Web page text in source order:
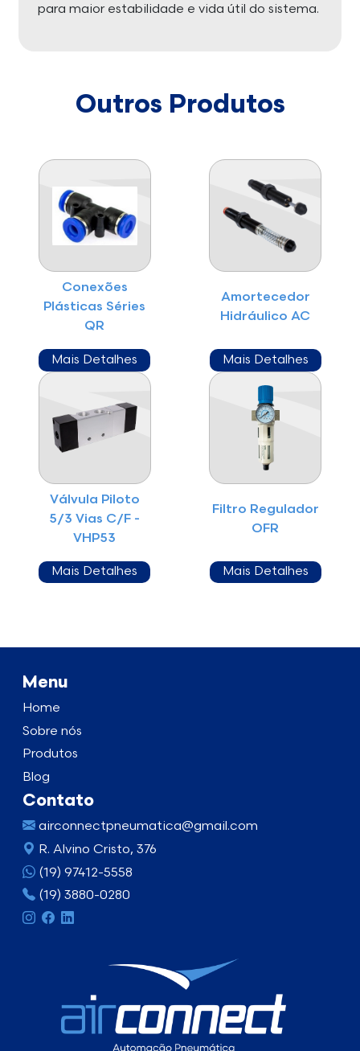
para maior estabilidade e vida útil do sistema.
Outros Produtos
Conexões
Plásticas Séries
QR
Mais Detalhes
Amortecedor
Hidráulico AC
Mais Detalhes
Válvula Piloto
5/3 Vias C/F -
VHP53
Mais Detalhes
Filtro Regulador
OFR
Mais Detalhes
Menu
Home
Sobre nós
Produtos
Blog
Contato
airconnectpneumatica@gmail.com
R. Alvino Cristo, 376
(19) 97412-5558
(19) 3880-0280